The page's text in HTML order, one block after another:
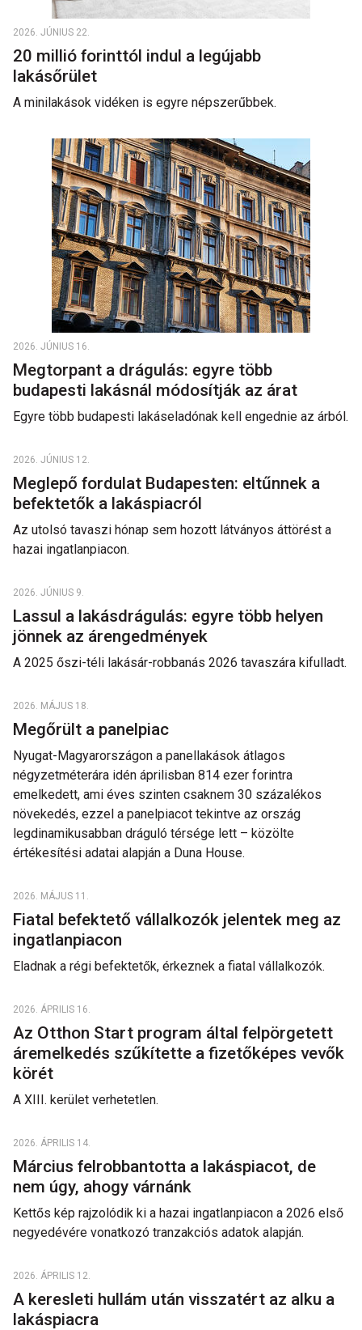
2026. JÚNIUS 22.
20 millió forinttól indul a legújabb
lakásőrület
A minilakások vidéken is egyre népszerűbbek.
2026. JÚNIUS 16.
Megtorpant a drágulás: egyre több
budapesti lakásnál módosítják az árat
Egyre több budapesti lakáseladónak kell engednie az árból.
2026. JÚNIUS 12.
Meglepő fordulat Budapesten: eltűnnek a
befektetők a lakáspiacról
Az utolsó tavaszi hónap sem hozott látványos áttörést a
hazai ingatlanpiacon.
2026. JÚNIUS 9.
Lassul a lakásdrágulás: egyre több helyen
jönnek az árengedmények
A 2025 őszi-téli lakásár-robbanás 2026 tavaszára kifulladt.
2026. MÁJUS 18.
Megőrült a panelpiac
Nyugat-Magyarországon a panellakások átlagos
négyzetméterára idén áprilisban 814 ezer forintra
emelkedett, ami éves szinten csaknem 30 százalékos
növekedés, ezzel a panelpiacot tekintve az ország
legdinamikusabban dráguló térsége lett – közölte
értékesítési adatai alapján a Duna House.
2026. MÁJUS 11.
Fiatal befektető vállalkozók jelentek meg az
ingatlanpiacon
Eladnak a régi befektetők, érkeznek a fiatal vállalkozók.
2026. ÁPRILIS 16.
Az Otthon Start program által felpörgetett
áremelkedés szűkítette a fizetőképes vevők
körét
A XIII. kerület verhetetlen.
2026. ÁPRILIS 14.
Március felrobbantotta a lakáspiacot, de
nem úgy, ahogy várnánk
Kettős kép rajzolódik ki a hazai ingatlanpiacon a 2026 első
negyedévére vonatkozó tranzakciós adatok alapján.
2026. ÁPRILIS 12.
A keresleti hullám után visszatért az alku a
lakáspiacra